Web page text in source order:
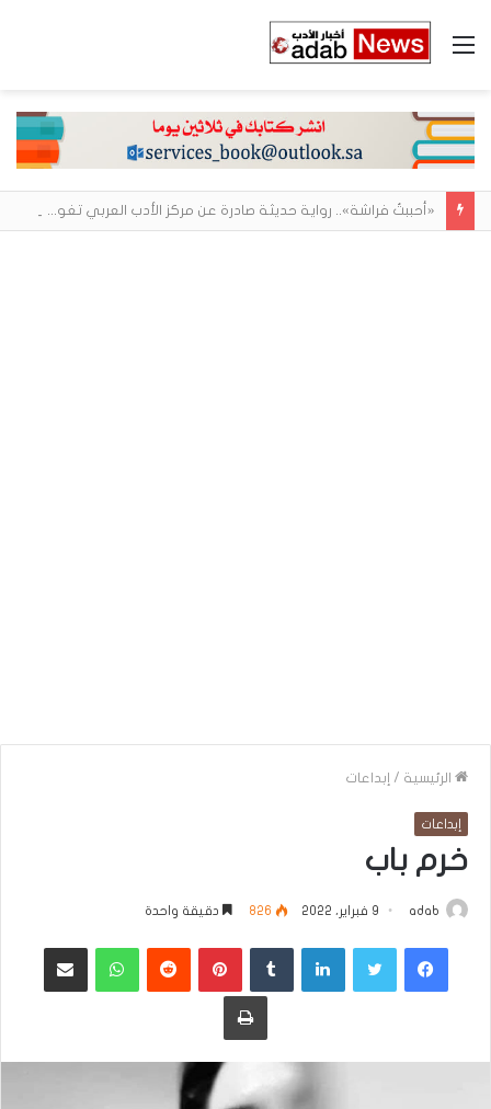
القائمة
«أحببتُ فراشة».. رواية حديثة صادرة عن مركز الأدب العربي تغوص في هشاشة الحب وصراعات الذات
الرئيسية / إبداعات
إبداعات
خرم باب
adab 9 فبراير، 2022 826 دقيقة واحدة
فيسبوكتويتر لينكدإن ‏Tumblr بينتيريست
‏Reddit واتساب مشاركة عبر البريد
طباعة